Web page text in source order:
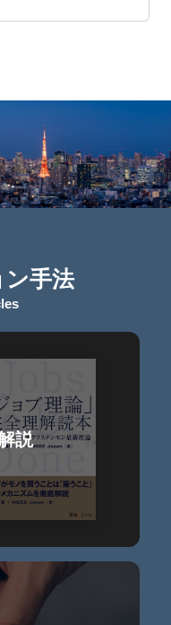
手法
説